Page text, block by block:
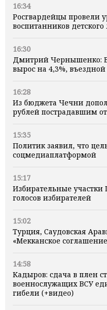
16:34
Росгвардейцы провели
воспитанников
16:30
Дмитрий Чернышенко:
вырос на 4,3%,
16:28
Из бюджета Чечни
рублей пострадавшим
15:35
Политик заявил, что
соцмедиаплатформой
15:17
Избирательные
голосов избирателей
15:02
Турция, Саудовская
«Мекканское
14:58
Кадыров: сдача в плен
военнослужащих ВСУ
гибели (+видео)